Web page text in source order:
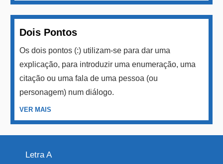
Dois Pontos
Os dois pontos (:) utilizam-se para dar uma
explicação, para introduzir uma enumeração, uma
citação ou uma fala de uma pessoa (ou
personagem) num diálogo.
VER MAIS
Letra A